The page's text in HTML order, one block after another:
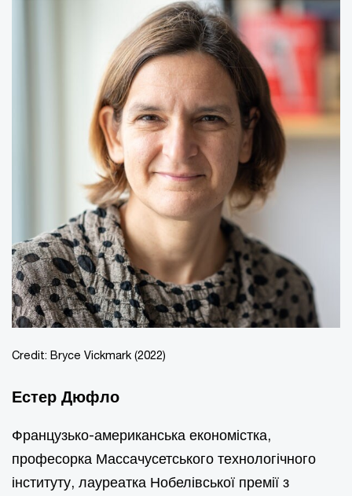
Credit: Bryce Vickmark (2022)
Естер Дюфло
Французько-американська економістка,
професорка Массачусетського технологічного
інституту, лауреатка Нобелівської премії з